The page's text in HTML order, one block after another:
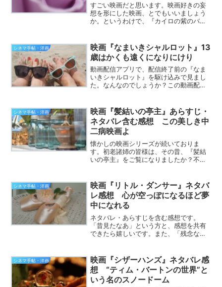
すごい映画だと思います。映画好きの妄
想を形にした映画、とでもいいましょう
か。というわけで、『カイロの紫のバ
ないんだ～という方も、よかったらお付
き合いください。ただしネタ...
シネマ手帖・洋画
映画『なまいきシャルロット』13
歳はかくも遠くになりにけり
動画配信アプリで、配信終了前の『なま
いきシャルロット』を駆け込みで見まし
た。なんなのでしょうか？この動画配
ルロット』。初老諸姉は、内容を覚えて
いますか？シャルロット・ゲ...
シネマ手帖・洋画
映画『髪結いの亭主』あらすじ・
ネタバレ含む感想 この美しき中
二病映画よ
懐かしの映画シリーズが続いておりま
す。初老諸姉の皆様は、その昔、『髪結
いの亭主』をご覧になりましたか？不思
は一癖ありそうな人ばかり。すっかり忘
れていたこの映画を見返して...
シネマ手帖・洋画
映画『リトル・ダンサー』ネタバ
レ感想 心が空っぽになるほど夢
中になれる
ネタバレ・あらすじを含む感想です。
「昔見たなあ」という方と、感想を共有
できたら嬉しいです。また、「残念なが
ネタバレを含みますので、お嫌な方はこ
こまででお願い致しますm(...
シネマ手帖・洋画
映画『シザーハンズ』ネタバレ感
想 “ティム・バートンの世界”と
いう名のスノードーム